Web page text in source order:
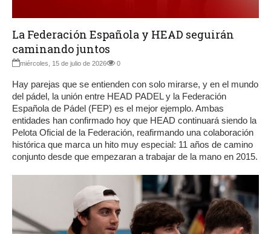
La Federación Española y HEAD seguirán
caminando juntos
miércoles, 15 de julio de 2026 0
Hay parejas que se entienden con solo mirarse, y en el mundo
del pádel, la unión entre HEAD PADEL y la Federación
Española de Pádel (FEP) es el mejor ejemplo. Ambas
entidades han confirmado hoy que HEAD continuará siendo la
Pelota Oficial de la Federación, reafirmando una colaboración
histórica que marca un hito muy especial: 11 años de camino
conjunto desde que empezaran a trabajar de la mano en 2015.